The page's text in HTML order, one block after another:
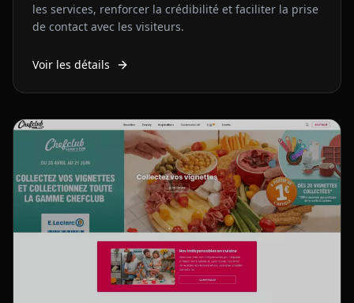
les services, renforcer la crédibilité et faciliter la prise
de contact avec les visiteurs.
Voir les détails